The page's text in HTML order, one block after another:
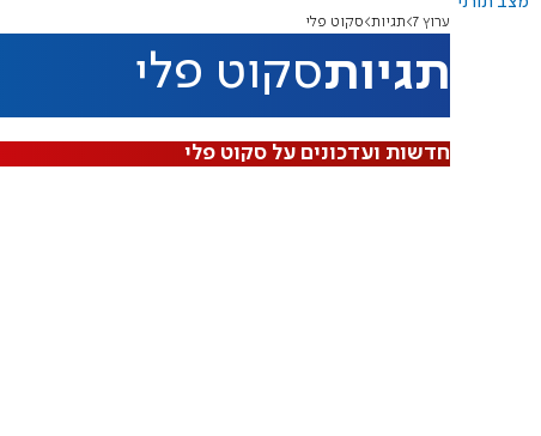
ערוץ 7 תגיות סקוט פלי
תגיותסקוט פלי
חדשות ועדכונים על סקוט פלי